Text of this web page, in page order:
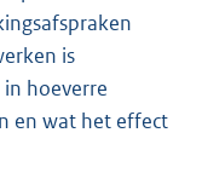
is
hoeverre
en wat het effect